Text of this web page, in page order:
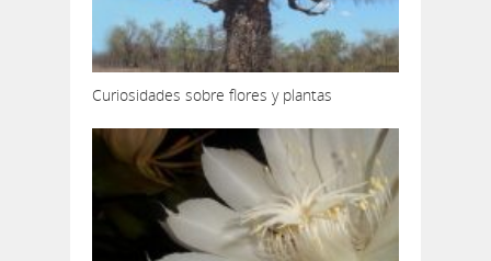
Curiosidades sobre flores y plantas